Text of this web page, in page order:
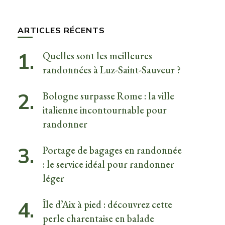
ARTICLES RÉCENTS
Quelles sont les meilleures
randonnées à Luz-Saint-Sauveur ?
Bologne surpasse Rome : la ville
italienne incontournable pour
randonner
Portage de bagages en randonnée
: le service idéal pour randonner
léger
Île d’Aix à pied : découvrez cette
perle charentaise en balade